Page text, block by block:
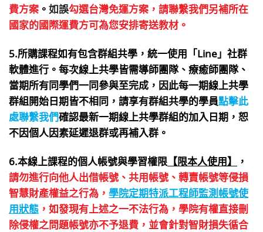
費方案 。 如誤勾選台灣免運方案，請聯繫我們另補所在
國家的國際運費方可為您安排寄送教材。
5.所購課程如有包含群組共學，統一使用「Line」社群
軟體進行。每次線上共學皆需導師團隊、療癒師團隊、
當期所有同學們一同參與至完成，因此每一期線上共學
群組開始日期皆不相同，請享有群組共學的學員點擊此
處聯繫我們確認最新一期線上共學群組的加入日期，恕
不因個人因素延遲退群或再補入群。
6.本線上課程的個人帳號與學習權限 【限本人使用】
，
請勿進行向他人出借帳號、共用帳號、轉賣帳號等侵損
智慧財產權益之行為， 學院定期特派工程師監測帳號使
用狀態 ，如發現有上述之一不法行為，學院有權直接刪
除侵權之問題帳號亦不予退費，並會針對智財損失循合